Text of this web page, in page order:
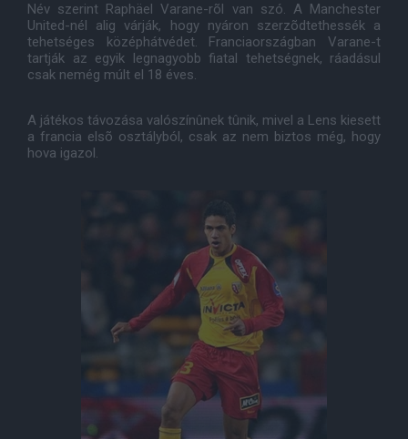
Név szerint Raphäel Varane-rõl van szó. A Manchester
United-nél alig várják, hogy nyáron szerzõdtethessék a
tehetséges középhátvédet. Franciaországban Varane-t
tartják az egyik legnagyobb fiatal tehetségnek, ráadásul
csak nemég múlt el 18 éves.
A játékos távozása valószínûnek tûnik, mivel a Lens kiesett
a francia elsõ osztályból, csak az nem biztos még, hogy
hova igazol.